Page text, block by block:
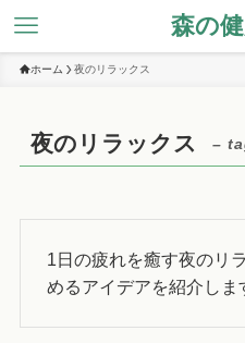
森の
ホーム 夜のリラックス
夜のリラックス –
1日の疲れを癒す夜のリ
めるアイデアを紹介しま